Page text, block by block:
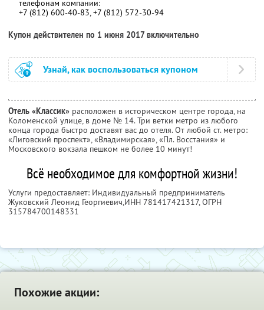
телефонам компании:
+7 (812) 600-40-83, +7 (812) 572-30-94
Купон действителен по 1 июня 2017 включительно
Узнай, как воспользоваться купоном
Отель «Классик» расположен в историческом центре города, на
Коломенской улице, в доме № 14. Три ветки метро из любого
конца города быстро доставят вас до отеля. От любой ст. метро:
«Лиговский проспект», «Владимирская», «Пл. Восстания» и
Московского вокзала пешком не более 10 минут!
Всё необходимое для комфортной жизни!
Услуги предоставляет: Индивидуальный предприниматель
Жуковский Леонид Георгиевич,ИНН 781417421317, ОГРН
315784700148331
Похожие акции: